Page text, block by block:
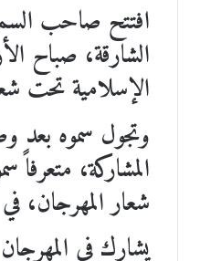
افتتح صاحب
الإسلامية تحت
وتجول سموه بعد
المشاركة، متعرفاً
شعار المهرجان،